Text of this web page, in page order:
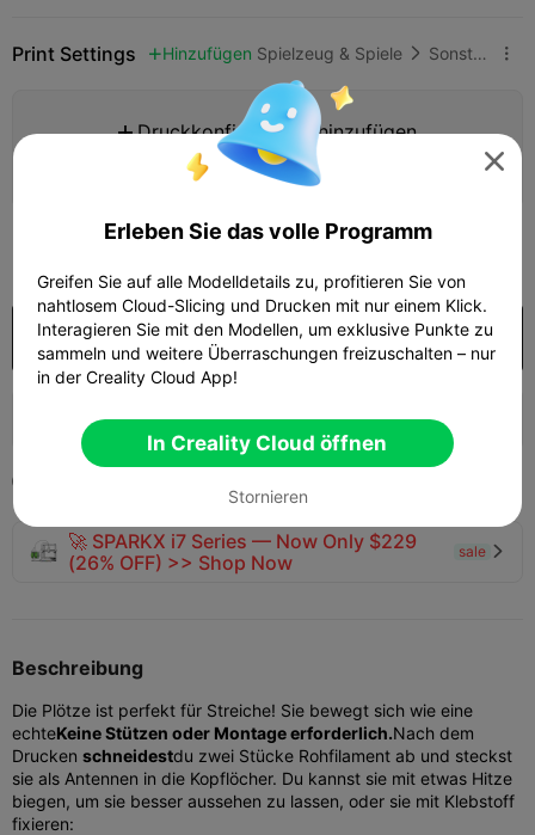
Print Settings  Hinzufügen Spielzeug & Spiele  Sonstige 
 Druckkonfiguration hinzufügen
Mehr Punkte verdienen
199
Kaufen
140 81  1

🚀 SPARKX i7 Series — Now Only $229
(26% OFF) >> Shop Now
sale 
Beschreibung
Die Plötze ist perfekt für Streiche! Sie bewegt sich wie eine
echteKeine Stützen oder Montage erforderlich.Nach dem
Drucken schneidestdu zwei Stücke Rohfilament ab und steckst
sie als Antennen in die Kopflöcher. Du kannst sie mit etwas Hitze
biegen, um sie besser aussehen zu lassen, oder sie mit Klebstoff
fixieren:

Erleben Sie das volle Programm
Greifen Sie auf alle Modelldetails zu, profitieren Sie von
nahtlosem Cloud-Slicing und Drucken mit nur einem Klick.
Interagieren Sie mit den Modellen, um exklusive Punkte zu
sammeln und weitere Überraschungen freizuschalten – nur
in der Creality Cloud App!
In Creality Cloud öffnen
Stornieren